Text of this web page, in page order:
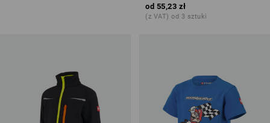
od 55,23 zł
(z VAT) od 3 sztuki